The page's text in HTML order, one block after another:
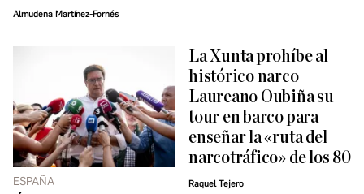
Almudena Martínez-Fornés
ESPAÑA
La Xunta prohíbe al
histórico narco
Laureano Oubiña su
tour en barco para
enseñar la «ruta del
narcotráfico» de los 80
Raquel Tejero